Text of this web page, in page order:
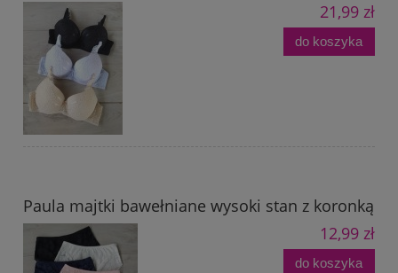
21,99 zł
do koszyka
Paula majtki bawełniane wysoki stan z koronką
12,99 zł
do koszyka